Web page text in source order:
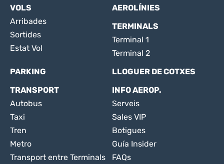
VOLS
Arribades
Sortides
Estat Vol
AEROLÍNIES
TERMINALS
Terminal 1
Terminal 2
PARKING
LLOGUER DE COTXES
TRANSPORT
Autobus
Taxi
Tren
Metro
Transport entre Terminals
INFO AEROP.
Serveis
Sales VIP
Botigues
Guía Insider
FAQs